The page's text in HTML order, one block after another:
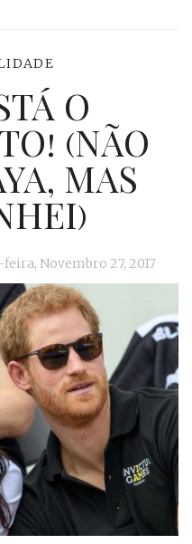
O
(NÃO
MAS
feira, Novembro 27, 2017